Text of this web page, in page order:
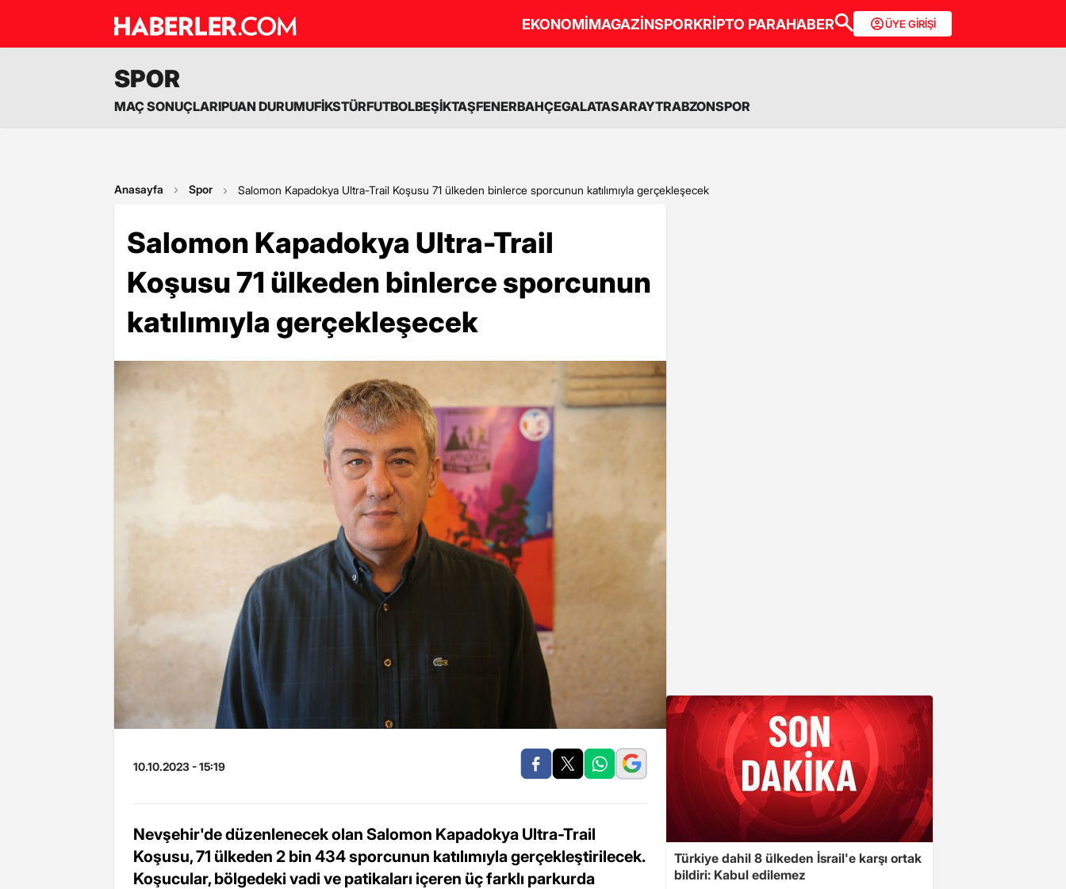
EKONOMİMAGAZİNSPORKRİPTO PARAHABER ÜYE GİRİŞİ
SPOR
MAÇ SONUÇLARIPUAN DURUMUFİKSTÜRFUTBOLBEŞİKTAŞFENERBAHÇEGALATASARAYTRABZONSPOR
Anasayfa Spor Salomon Kapadokya Ultra-Trail Koşusu 71 ülkeden binlerce sporcunun katılımıyla gerçekleşecek
Salomon Kapadokya Ultra-Trail
Koşusu 71 ülkeden binlerce sporcunun
katılımıyla gerçekleşecek
10.10.2023 - 15:19
Nevşehir'de düzenlenecek olan Salomon Kapadokya Ultra-Trail
Koşusu, 71 ülkeden 2 bin 434 sporcunun katılımıyla gerçekleştirilecek.
Koşucular, bölgedeki vadi ve patikaları içeren üç farklı parkurda
Türkiye dahil 8 ülkeden İsrail'e karşı ortak
bildiri: Kabul edilemez